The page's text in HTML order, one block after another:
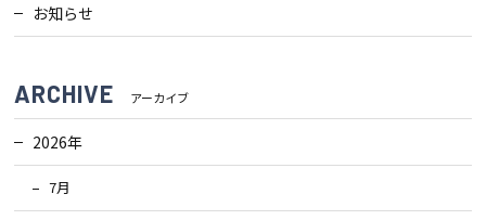
お知らせ
ARCHIVE アーカイブ
2026年
7月